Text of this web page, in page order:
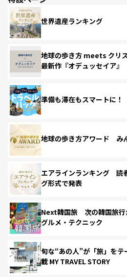
世界遺産ランキング
地球の歩き方 meets クリ
最新作『オデュッセイア』
準備も滞在もスマートに
地球の歩き方アワード み
エアラインランキング 読
グ形式で発表
Next韓国旅 次の韓国旅行
グルメ・テクニック
旬な“あの人”が「旅」を
載 MY TRAVEL STORY